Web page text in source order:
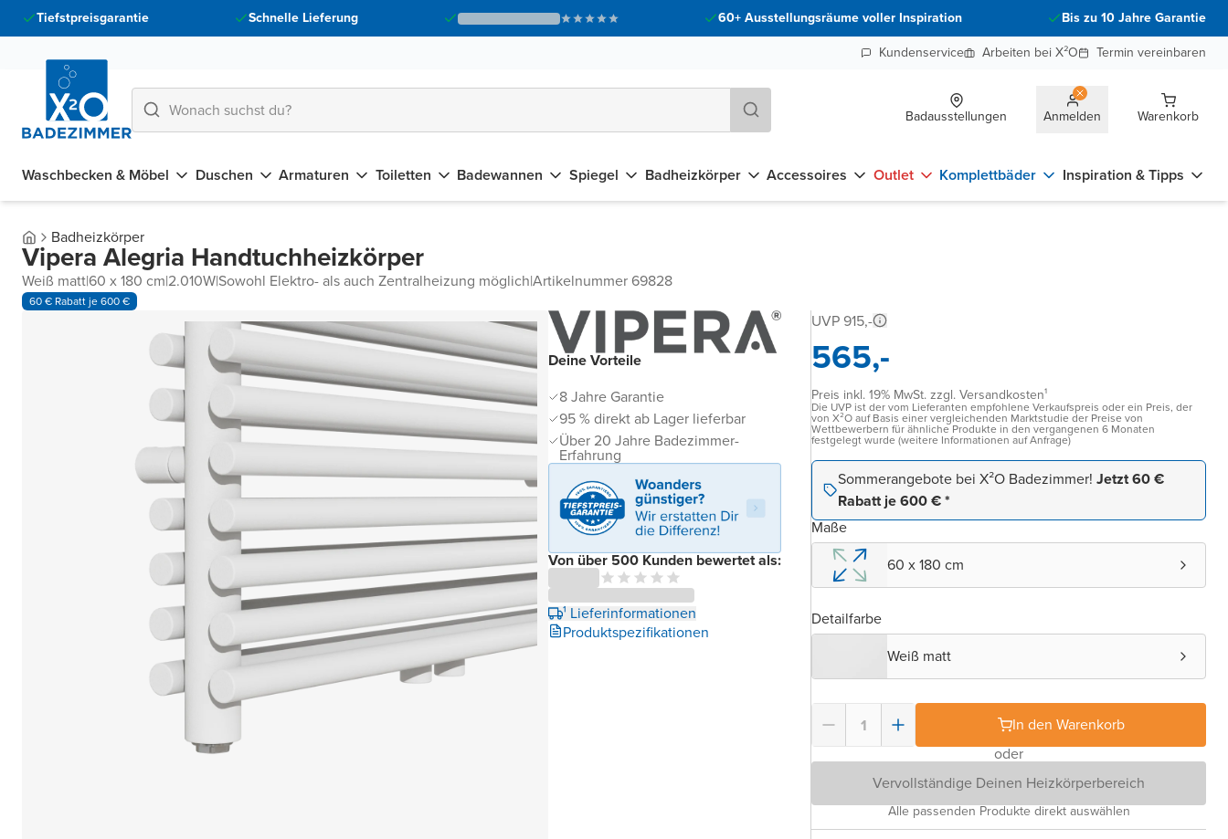
Tiefstpreisgarantie Schnelle Lieferung 60+ Ausstellungsräume voller Inspiration
Bis zu 10 Jahre Garantie
Kundenservice
Arbeiten bei X²O Termin vereinbaren
Badausstellungen Anmelden Warenkorb
Waschbecken & Möbel Duschen Armaturen Toiletten Badewannen Spiegel Badheizkörper Accessoires Outlet Komplettbäder Inspiration & Tipps
Badheizkörper
Vipera Alegria Handtuchheizkörper
Weiß matt|60 x 180 cm|2.010W|Sowohl Elektro- als auch Zentralheizung möglich|Artikelnummer 69828
60 € Rabatt je 600 €
Deine Vorteile
8 Jahre Garantie
95 % direkt ab Lager lieferbar
Über 20 Jahre Badezimmer-
Erfahrung
Von über 500 Kunden bewertet als:
¹ Lieferinformationen
Produktspezifikationen
UVP 915,-
565,-
Preis inkl. 19% MwSt. zzgl. Versandkosten¹
Die UVP ist der vom Lieferanten empfohlene Verkaufspreis oder ein Preis, der
von X²O auf Basis einer vergleichenden Marktstudie der Preise von
Wettbewerbern für ähnliche Produkte in den vergangenen 6 Monaten
festgelegt wurde (weitere Informationen auf Anfrage)
Sommerangebote bei X²O Badezimmer! Jetzt 60 €
Rabatt je 600 € *
Maße
60 x 180 cm
Detailfarbe
Weiß matt
In den Warenkorb
oder
Vervollständige Deinen Heizkörperbereich
Alle passenden Produkte direkt auswählen